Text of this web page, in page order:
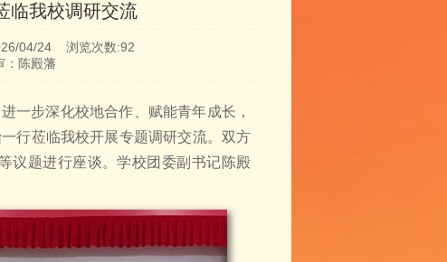
临我校调研交流
04/24 浏览次数:92
：陈殿藩
一步深化校地合作、赋能青年成长，
行莅临我校开展专题调研交流。双方
议题进行座谈。学校团委副书记陈殿